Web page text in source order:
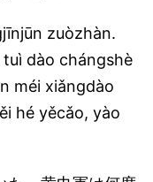
zuòzhàn.
dào chángshè
méi xiǎngdào
hé yěcǎo, yào